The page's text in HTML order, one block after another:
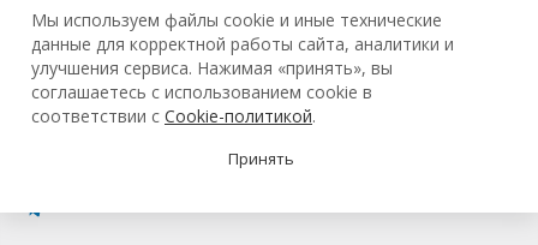
ООО «ВитаХим Пермь»
ОГРН: 1115905003059
ИНН/КПП: 5905285619/590501001
Мы используем файлы cookie и иные технические
данные для корректной работы сайта, аналитики и
улучшения сервиса. Нажимая «принять», вы
соглашаетесь с использованием cookie в
соответствии с Cookie-политикой.
Принять